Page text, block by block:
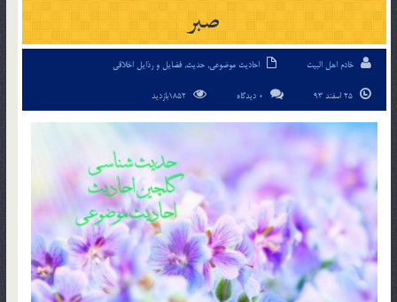
صبر
خادم اهل البیت احادیث موضوعی, حدیث, فضایل و رذایل اخلاقی
0 دیدگاه